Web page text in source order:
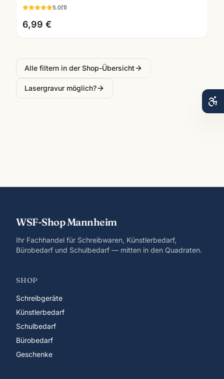
5.0(1)
6,99 €
Alle filtern in der Shop-Übersicht
Lasergravur möglich?
WSF-Shop Mannheim
Ihr Fachhandel für Schreibwaren, Künstlerbedarf,
Bürobedarf und Schulbedarf — mitten in den Quadraten.
SHOP
Schreibgeräte
Künstlerbedarf
Schulbedarf
Bürobedarf
Geschenke